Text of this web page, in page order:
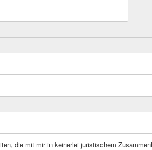
die mit mir in keinerlei juristischem